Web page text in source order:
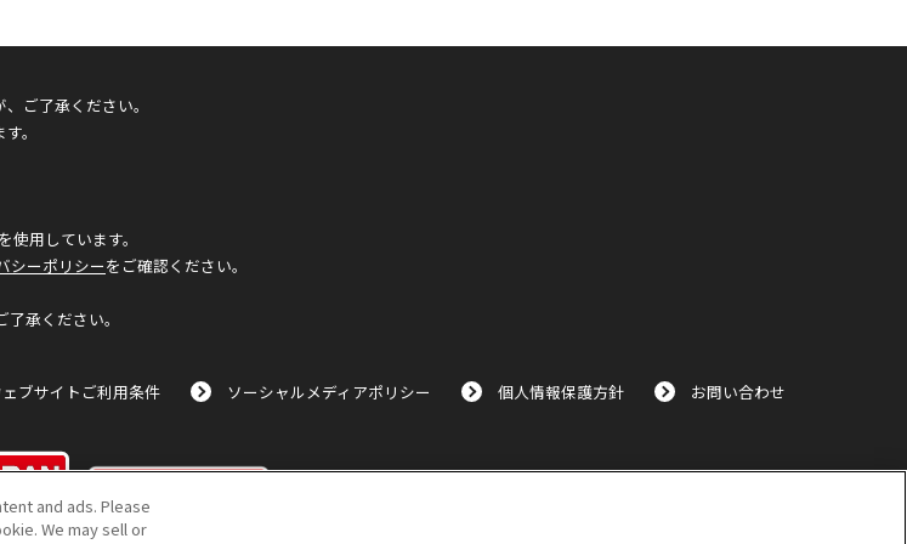
ご了承ください。
。
用しています。
シーポリシーをご確認ください。
承ください。
ェブサイトご利用条件 ソーシャルメディアポリシー 個人情報保護方針 お問い合わせ
and ads. Please
We may sell or